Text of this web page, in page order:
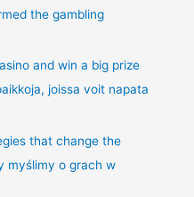
the gambling
and win a big prize
joissa voit napata
that change the
myślimy o grach w